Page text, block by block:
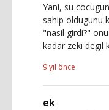
Yani, su
sahip oldugunu
"nasil girdi?"
kadar zeki degil
9 yıl önce
ek